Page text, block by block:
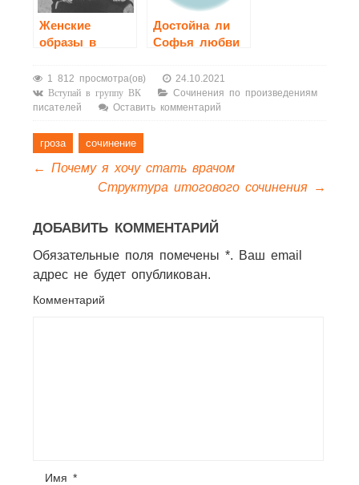
Женские
образы в
А.П.Чехова
Достойна ли
Софья любви
1 812 просмотра(ов) 24.10.2021
Вступай в группу ВК
Сочинения по произведениям
писателей
Оставить комментарий
гроза сочинение
← Почему я хочу стать врачом
Структура итогового сочинения →
ДОБАВИТЬ КОММЕНТАРИЙ
Обязательные поля помечены *. Ваш email
адрес не будет опубликован.
Комментарий
Имя *